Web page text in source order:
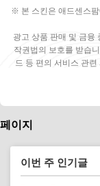
※ 본 스킨은 애드센스팜
광고 상품 판매 및 금융
작권법의 보호를 받습
드 등 편의 서비스 관
페이지
이번 주 인기글